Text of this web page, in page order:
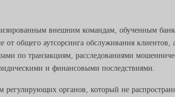
внешним командам, обученным
общего аутсорсинга обслуживания клиентов,
по транзакциям, расследованиями
и финансовыми последствиями.
органов, который не